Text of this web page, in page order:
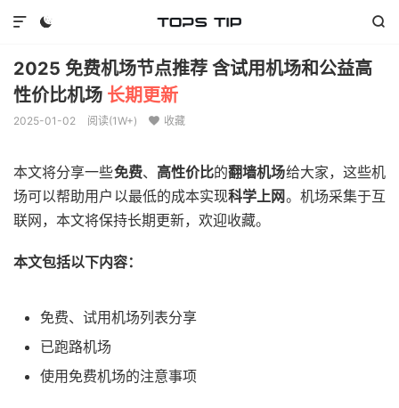
 

2025 免费机场节点推荐 含试用机场和公益高
性价比机场 长期更新
2025-01-02 阅读(1W+)  收藏
本文将分享一些免费、 高性价比的翻墙机场给大家，这些机
场可以帮助用户以最低的成本实现科学上网。机场采集于互
联网，本文将保持长期更新，欢迎收藏。
本文包括以下内容：
免费、试用机场列表分享
已跑路机场
使用免费机场的注意事项